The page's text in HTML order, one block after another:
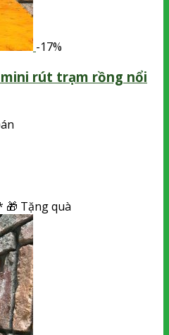
-17%
rút trạm rồng nổi
🎁 Tặng quà